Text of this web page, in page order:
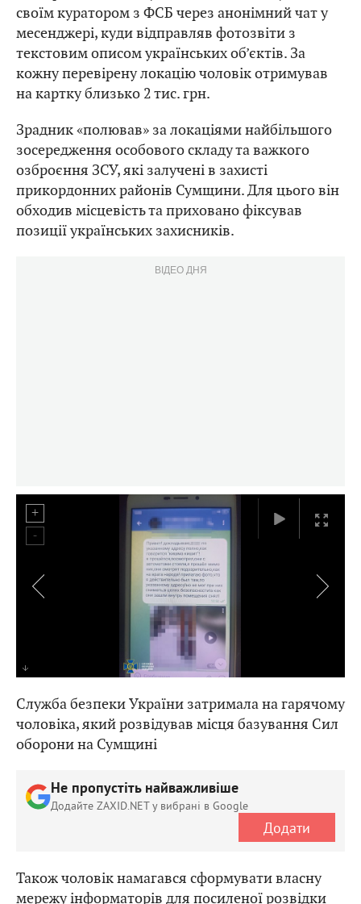
своїм куратором з ФСБ через анонімний чат у
месенджері, куди відправляв фотозвіти з
текстовим описом українських об’єктів. За
кожну перевірену локацію чоловік отримував
на картку близько 2 тис. грн.
Зрадник «полював» за локаціями найбільшого
зосередження особового складу та важкого
озброєння ЗСУ, які залучені в захисті
прикордонних районів Сумщини. Для цього він
обходив місцевість та приховано фіксував
позиції українських захисників.
ВІДЕО ДНЯ
Служба безпеки України затримала на гарячому
чоловіка, який розвідував місця базування Сил
оборони на Сумщині
Не пропустіть найважливіше
Додайте ZAXID.NET у вибрані в Google
Додати
Також чоловік намагався сформувати власну
мережу інформаторів для посиленої розвідки